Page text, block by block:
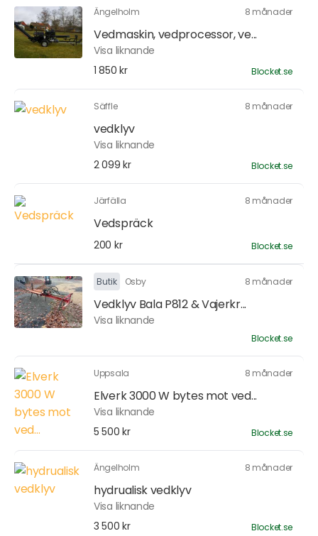
Ängelholm 8 månader
Vedmaskin, vedprocessor, ve...
Visa liknande
1 850 kr
Blocket.se
Säffle 8 månader
vedklyv
Visa liknande
2 099 kr
Blocket.se
Järfälla 8 månader
Vedspräck
200 kr Blocket.se
Butik Osby 8 månader
Vedklyv Bala P812 & Vajerkr...
Visa liknande
Blocket.se
Uppsala 8 månader
Elverk 3000 W bytes mot ved...
Visa liknande
5 500 kr
Blocket.se
Ängelholm 8 månader
hydrualisk vedklyv
Visa liknande
3 500 kr
Blocket.se